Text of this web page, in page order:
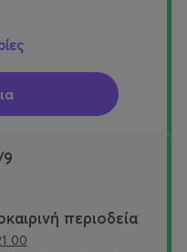
9
περιοδεία
00